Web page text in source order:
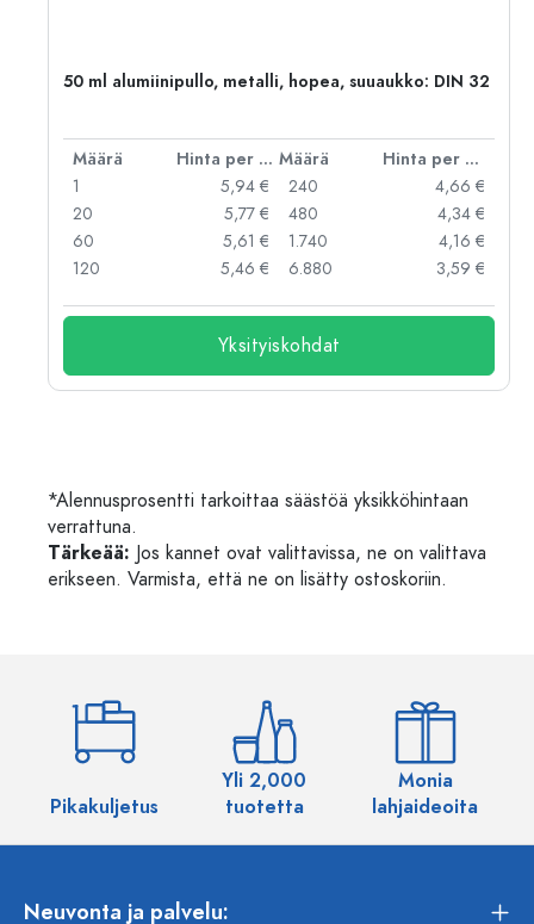
50 ml alumiinipullo, metalli, hopea, suuaukko: DIN 32
Määrä Hinta per kpl Määrä
Hinta per kpl
1
5,94 €
20
5,77 €
60
5,61 €
120
5,46 €
240
4,66 €
480
4,34 €
1.740
4,16 €
6.880
3,59 €
Yksityiskohdat
*Alennusprosentti tarkoittaa säästöä yksikköhintaan
verrattuna.
Tärkeää: Jos kannet ovat valittavissa, ne on valittava
erikseen. Varmista, että ne on lisätty ostoskoriin.
Pikakuljetus
Yli 2,000
tuotetta
Monia
lahjaideoita
Neuvonta ja palvelu: